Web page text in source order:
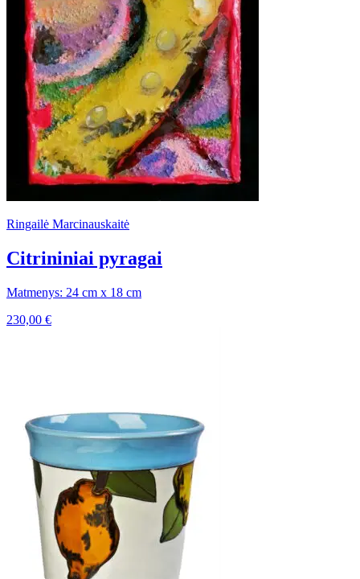
Ringailė Marcinauskaitė
Citrininiai pyragai
Matmenys: 24 cm x 18 cm
230,00 €